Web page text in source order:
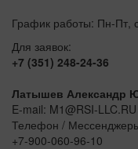
График работы: Пн-Пт,
Для заявок:
+7 (351) 248-24-36
Латышев Александр
E-mail: M1@RSI-LLC.RU
Телефон /
+7-900-060-96-10